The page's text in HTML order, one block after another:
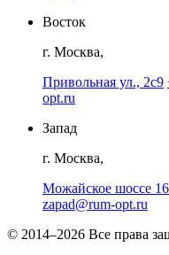
Восток
г. Москва,
Привольная ул., 2с9
opt.ru
Запад
г. Москва,
Можайское шоссе
zapad@rum-opt.ru
© 2014–2026 Все права